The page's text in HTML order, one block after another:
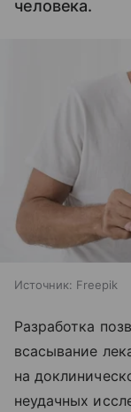
человека.
Источник: Freepik
Разработка
всасывание
на
неудачных